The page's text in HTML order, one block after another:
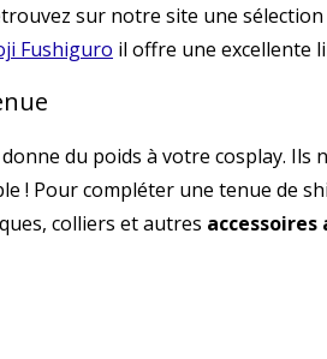
sur notre site une sélection
Fushiguro il offre une excellente
du poids à votre cosplay.
! Pour compléter une tenue de
colliers et autres